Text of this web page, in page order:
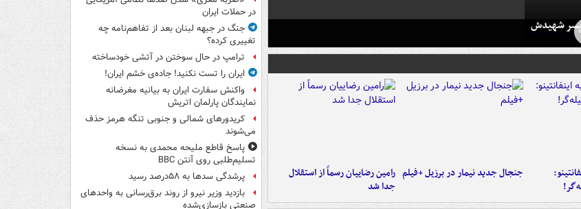
پسر شهیدش
جنجال جدید نیمار در برزیل +فیلم رامین رضاییان رسماً از استقلال
جدا شد
در حملات ایران
جنگ در جبهه لبنان بعد از تفاهم‌نامه چه
تغییری کرده؟
ترامپ در حال سوختن در آتشی خودساخته
ایران را تست نکنید! جاده‌ی خشم ایران!
واکنش سفارت ایران به بیانیه مغرضانه
نمایندگان پارلمان اتریش
کریدورهای شمالی و جنوبی تنگه هرمز حذف
می‌شوند
پاسخ قاطع ملیحه محمدی به نسخه
تسلیم‌طلبی روی آنتن BBC
پرشدگی سدها به ۵۸درصد رسید
بازدید وزیر نیرو از روند برق‌رسانی به واحدهای
صنعتی بازسازی‌شده